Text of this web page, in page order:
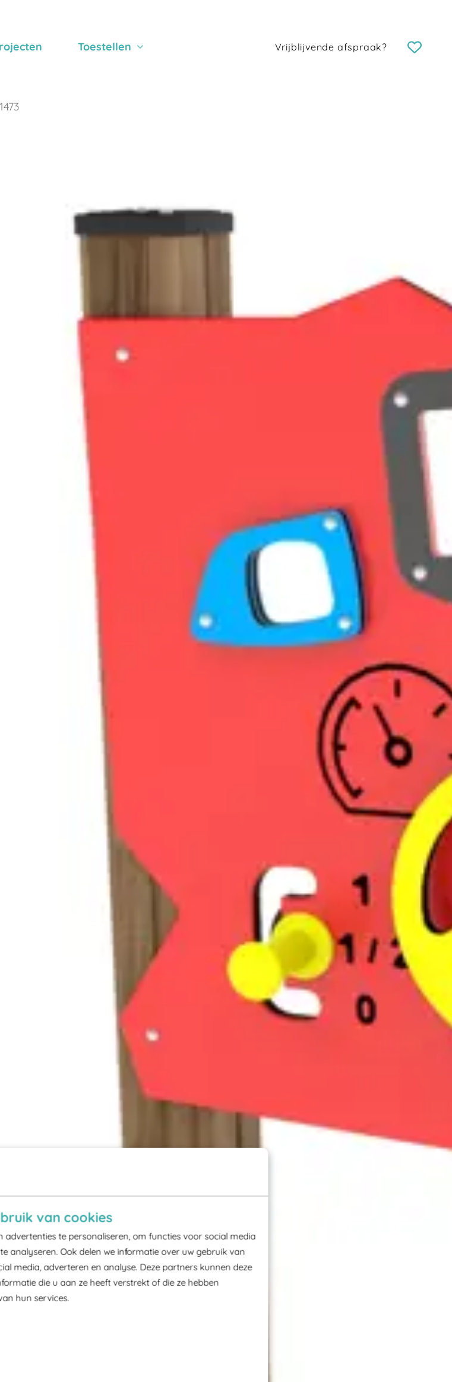
van cookies
advertenties te personaliseren, om functies voor social media
analyseren. Ook delen we informatie over uw gebruik van
media, adverteren en analyse. Deze partners kunnen deze
die u aan ze heeft verstrekt of die ze hebben
hun services.
Toestellen Vrijblijvende afspraak?